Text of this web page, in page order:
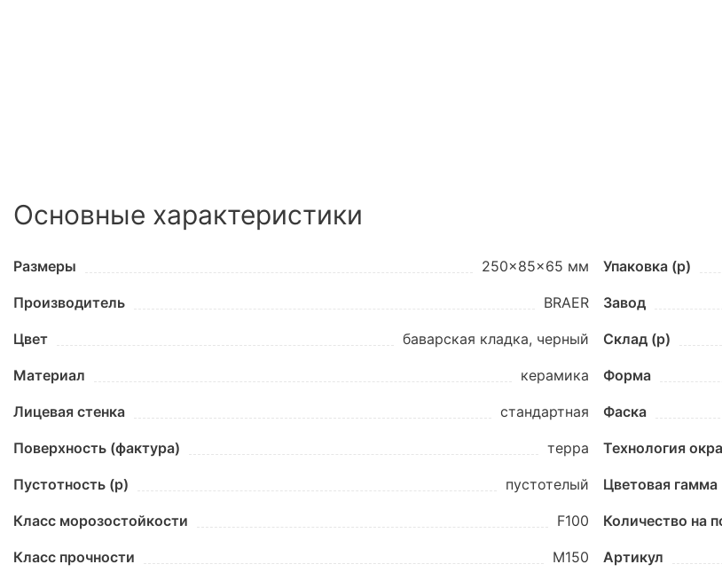
Основные характеристики
Размеры 250x85x65 мм
Производитель BRAER
Цвет баварская кладка, черный
Материал керамика
Лицевая стенка стандартная
Поверхность (фактура) терра
Пустотность (p) пустотелый
Класс морозостойкости F100
Класс прочности М150
Упаковка (p)
Завод
Склад (p)
Форма
Фаска
Технология
Цветовая гамма
Количество на
Артикул